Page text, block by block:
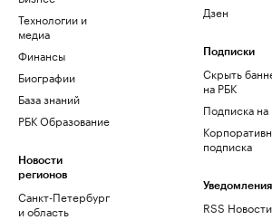
Технологии и
медиа
Финансы
Биографии
База знаний
РБК Образование
Новости
регионов
Санкт-Петербург
и область
Дзен
Подписки
Скрыть
на РБК
Подписка на
подписка
Уведомления
RSS Новости